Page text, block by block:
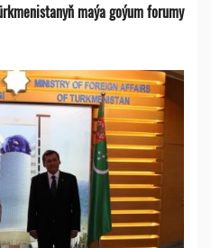
maýa goýum forumy